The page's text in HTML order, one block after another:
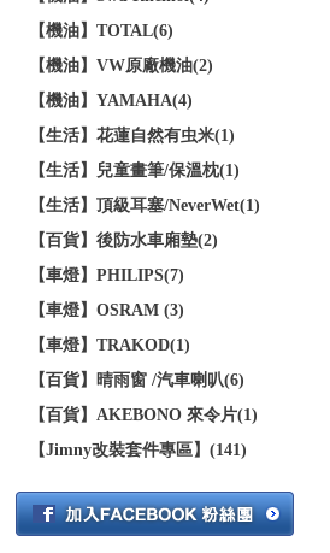
【機油】TOTAL(6)
【機油】VW原廠機油(2)
【機油】YAMAHA(4)
【生活】花蓮自然有虫米(1)
【生活】兒童畫筆/保溫枕(1)
【生活】頂級耳塞/NeverWet(1)
【百貨】後防水車廂墊(2)
【車燈】PHILIPS(7)
【車燈】OSRAM (3)
【車燈】TRAKOD(1)
【百貨】晴雨窗 /汽車喇叭(6)
【百貨】AKEBONO 來令片(1)
【Jimny改裝套件專區】(141)